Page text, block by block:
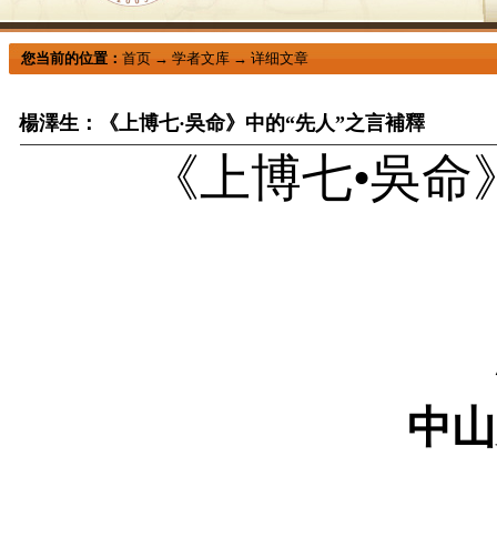
您当前的位置：首页 →学者文库 →详细文章
楊澤生：《上博七·吳命》中的“先人”之言補釋
《上博七•吳命
中